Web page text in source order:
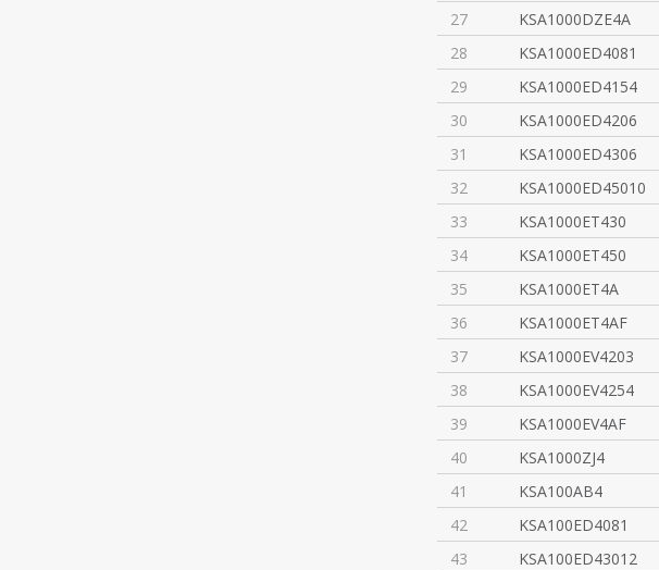
27 KSA1000DZE4A
28 KSA1000ED4081
29 KSA1000ED4154
30 KSA1000ED4206
31 KSA1000ED4306
32 KSA1000ED45010
33 KSA1000ET430
34 KSA1000ET450
35 KSA1000ET4A
36 KSA1000ET4AF
37 KSA1000EV4203
38 KSA1000EV4254
39 KSA1000EV4AF
40 KSA1000ZJ4
41 KSA100AB4
42 KSA100ED4081
43 KSA100ED43012